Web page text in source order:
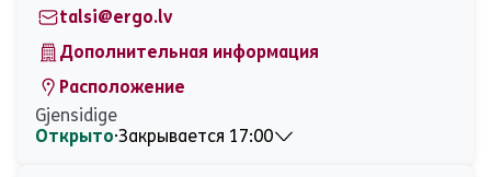
talsi@ergo.lv
Дополнительная информация
Расположение
Gjensidige
Открыто⋅Закрывается 17:00